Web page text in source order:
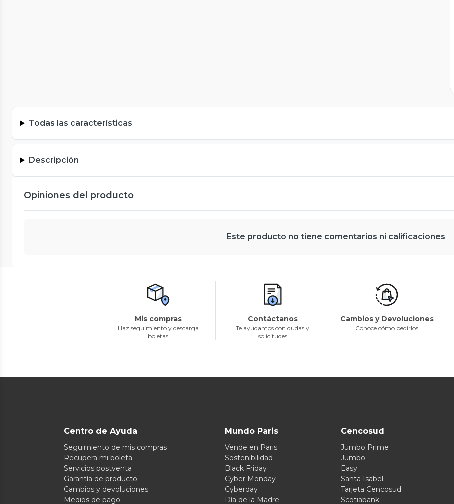
Todas las características
Descripción
Opiniones del producto
Este producto no tiene comentarios ni calificaciones
Mis compras
Haz seguimiento y descarga
boletas
Contáctanos
Te ayudamos con dudas y
solicitudes
Cambios y Devoluciones
Conoce cómo pedirlos
Centro de Ayuda
Seguimiento de mis compras
Recupera mi boleta
Servicios postventa
Garantía de producto
Cambios y devoluciones
Medios de pago
Mundo Paris
Vende en Paris
Sostenibilidad
Black Friday
Cyber Monday
Cyberday
Día de la Madre
Cencosud
Jumbo Prime
Jumbo
Easy
Santa Isabel
Tarjeta Cencosud
Scotiabank